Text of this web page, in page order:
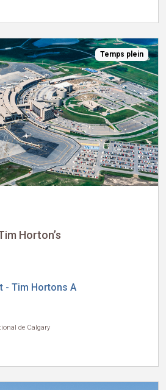
Temps plein
Horton’s
- Tim Hortons A
de Calgary